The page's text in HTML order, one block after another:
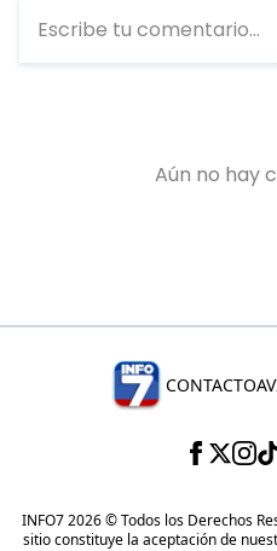
CONTACTO
INFO7 2026 © Todos los Derechos
sitio constituye la aceptación de